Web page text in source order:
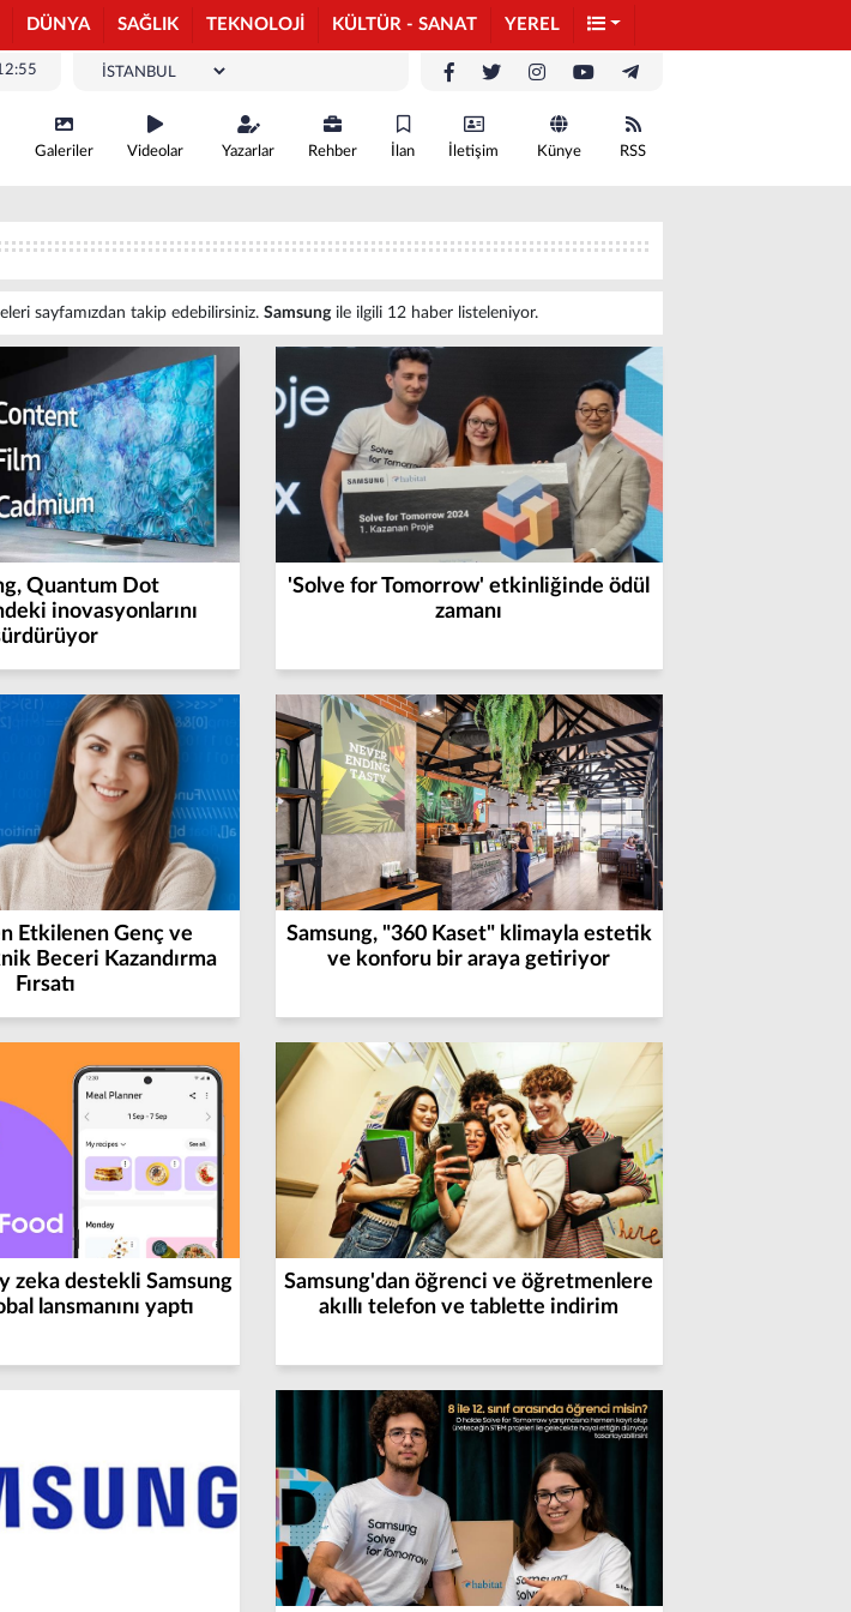
DÜNYA SAĞLIK TEKNOLOJİ KÜLTÜR - SANAT YEREL
Galeriler Videolar Yazarlar Rehber İlan İletişim Künye RSS
sayfamızdan takip edebilirsiniz. Samsungile ilgili 12 haber listeleniyor.
Quantum Dot
inovasyonlarını
'Solve for Tomorrow' etkinliğinde ödül
zamanı
Etkilenen Genç ve
Beceri Kazandırma
Fırsatı
Samsung, "360 Kaset" klimayla estetik
ve konforu bir araya getiriyor
zeka destekli Samsung
lansmanını yaptı
Samsung'dan öğrenci ve öğretmenlere
akıllı telefon ve tablette indirim